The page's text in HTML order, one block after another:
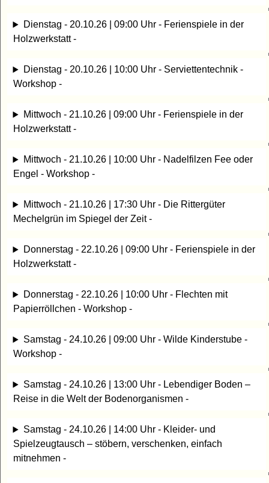
Dienstag - 20.10.26 | 09:00 Uhr - Ferienspiele in der
Holzwerkstatt -
Dienstag - 20.10.26 | 10:00 Uhr - Serviettentechnik -
Workshop -
Mittwoch - 21.10.26 | 09:00 Uhr - Ferienspiele in der
Holzwerkstatt -
Mittwoch - 21.10.26 | 10:00 Uhr - Nadelfilzen Fee oder
Engel - Workshop -
Mittwoch - 21.10.26 | 17:30 Uhr - Die Rittergüter
Mechelgrün im Spiegel der Zeit -
Donnerstag - 22.10.26 | 09:00 Uhr - Ferienspiele in der
Holzwerkstatt -
Donnerstag - 22.10.26 | 10:00 Uhr - Flechten mit
Papierröllchen - Workshop -
Samstag - 24.10.26 | 09:00 Uhr - Wilde Kinderstube -
Workshop -
Samstag - 24.10.26 | 13:00 Uhr - Lebendiger Boden –
Reise in die Welt der Bodenorganismen -
Samstag - 24.10.26 | 14:00 Uhr - Kleider- und
Spielzeugtausch – stöbern, verschenken, einfach
mitnehmen -